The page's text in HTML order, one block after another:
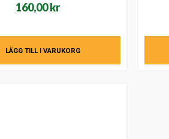
160,00kr
LÄGG TILL I VARUKORG